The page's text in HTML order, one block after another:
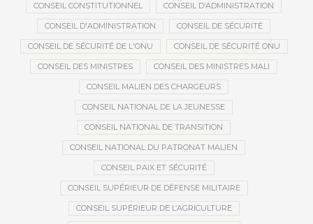
CONSEIL CONSTITUTIONNEL CONSEIL D’ADMINISTRATION
CONSEIL D'ADMINISTRATION CONSEIL DE SÉCURITÉ
CONSEIL DE SÉCURITÉ DE L'ONU CONSEIL DE SÉCURITÉ ONU
CONSEIL DES MINISTRES CONSEIL DES MINISTRES MALI
CONSEIL MALIEN DES CHARGEURS
CONSEIL NATIONAL DE LA JEUNESSE
CONSEIL NATIONAL DE TRANSITION
CONSEIL NATIONAL DU PATRONAT MALIEN
CONSEIL PAIX ET SÉCURITÉ
CONSEIL SUPÉRIEUR DE DÉFENSE MILITAIRE
CONSEIL SUPÉRIEUR DE L’AGRICULTURE